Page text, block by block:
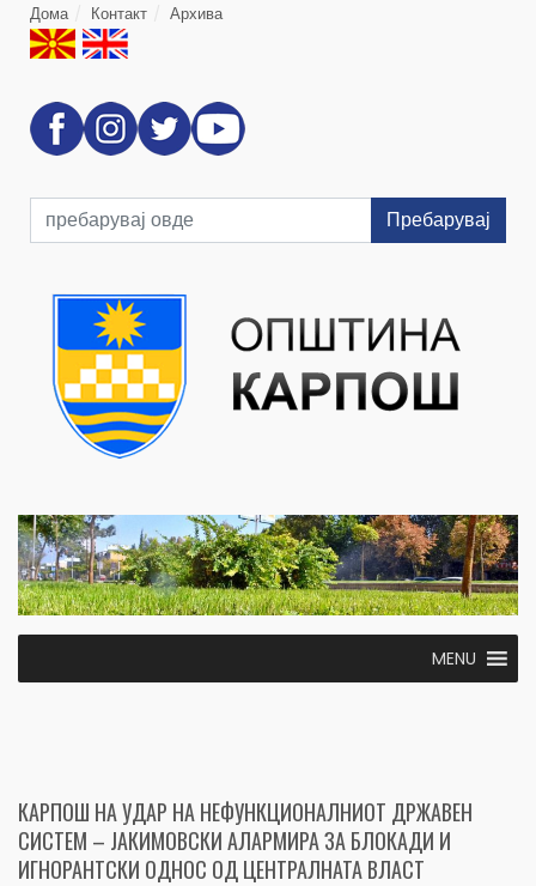
Дома Контакт Архива
Пребарувај
MENU
КАРПОШ НА УДАР НА НЕФУНКЦИОНАЛНИОТ ДРЖАВЕН
СИСТЕМ – ЈАКИМОВСКИ АЛАРМИРА ЗА БЛОКАДИ И
ИГНОРАНТСКИ ОДНОС ОД ЦЕНТРАЛНАТА ВЛАСТ